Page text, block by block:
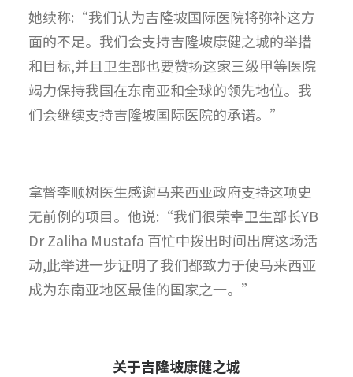
她续称:“我们认为吉隆坡国际医院将弥补这方
面的不足。我们会支持吉隆坡康健之城的举措
和目标,并且卫生部也要赞扬这家三级甲等医院
竭力保持我国在东南亚和全球的领先地位。我
们会继续支持吉隆坡国际医院的承诺。”
拿督李顺树医生感谢马来西亚政府支持这项史
无前例的项目。他说:“我们很荣幸卫生部长YB
Dr Zaliha Mustafa 百忙中拨出时间出席这场活
动,此举进一步证明了我们都致力于使马来西亚
成为东南亚地区最佳的国家之一。”
关于吉隆坡康健之城